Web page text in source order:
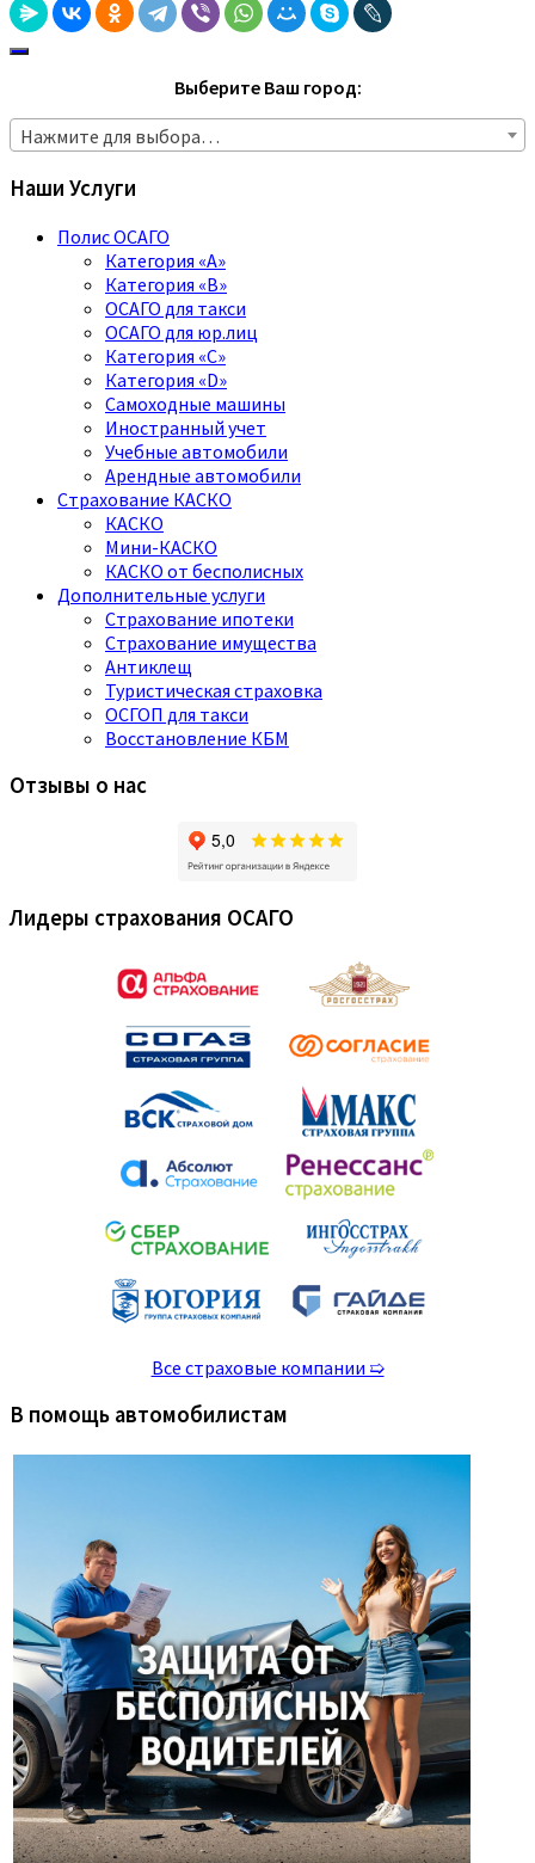
Выберите Ваш город:
Нажмите для выбора…
Наши Услуги
Полис ОСАГО
Категория «A»
Категория «B»
ОСАГО для такси
ОСАГО для юр.лиц
Категория «C»
Категория «D»
Самоходные машины
Иностранный учет
Учебные автомобили
Арендные автомобили
Страхование КАСКО
КАСКО
Мини-КАСКО
КАСКО от бесполисных
Дополнительные услуги
Страхование ипотеки
Страхование имущества
Антиклещ
Туристическая страховка
ОСГОП для такси
Восстановление КБМ
Отзывы о нас
Лидеры страхования ОСАГО
Все страховые компании ➯
В помощь автомобилистам